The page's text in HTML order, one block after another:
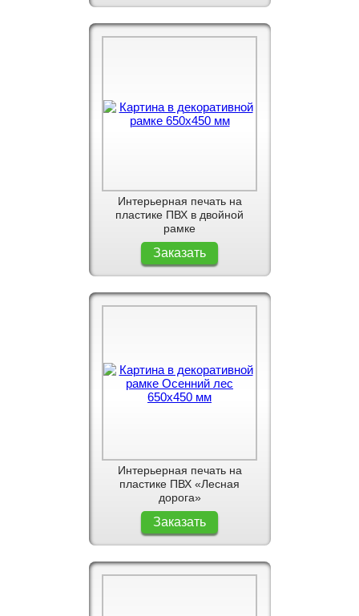
Интерьерная печать на
пластике ПВХ в двойной
рамке
Заказать
Интерьерная печать на
пластике ПВХ «Лесная
дорога»
Заказать